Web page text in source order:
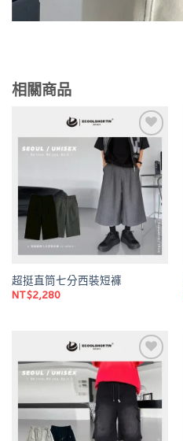
相關商品
Add to
wishlist
超挺直筒七分西裝短褲
NT$2,280
Add to
wishlist